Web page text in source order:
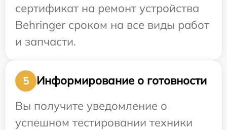
сертификат на ремонт устройства
Behringer сроком на все виды работ
и запчасти.
5
Информирование о готовности
Вы получите уведомление о
успешном тестировании техники